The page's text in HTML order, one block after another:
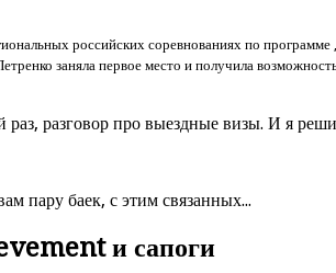
российских соревнованиях по
заняла первое место и получила
разговор про выездные визы. И я
пару баек, с этим связанных...
и сапоги